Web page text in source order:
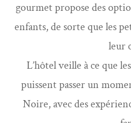
gourmet propose des
enfants, de sorte que les
leur
L’hôtel veille à ce que
puissent passer un
Noire, avec des